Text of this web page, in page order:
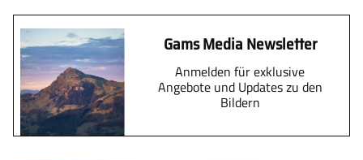
Gams Media Newsletter
Anmelden für exklusive
Angebote und Updates zu den
Bildern